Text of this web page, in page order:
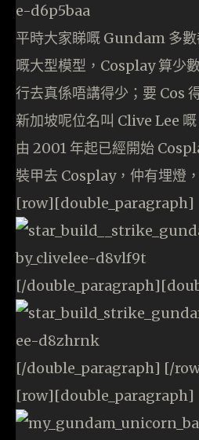
平時大家睇嘅 Gundam 多
嘅大型模型，Cosplay 算少
行去真係唔講得少；要 Cos
新加坡呢位名叫 Clive Lee 嘅
由 2001 年起已經開始
裝甲去 Cosplay，仲有埋燈
[row][double_paragraph]
[/
[/double_paragraph] [/
[row][double_paragraph]